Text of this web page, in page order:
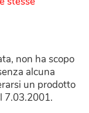
non ha scopo
alcuna
un prodotto
7.03.2001.